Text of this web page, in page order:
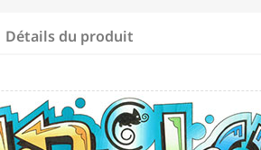
Détails du produit